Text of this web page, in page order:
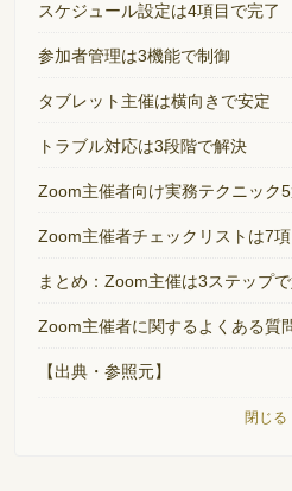
スケジュール設定は4項目で完了
参加者管理は3機能で制御
タブレット主催は横向きで安定
トラブル対応は3段階で解決
Zoom主催者向け実務テクニック
Zoom主催者チェックリストは7
まとめ：Zoom主催は3ステップ
Zoom主催者に関するよくある質
【出典・参照元】
閉じる